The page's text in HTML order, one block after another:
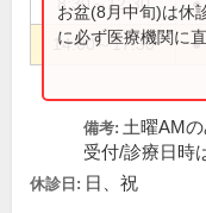
14:00～17:30 ●
お盆(8月中旬)は休
に必ず医療機関に
備考: 土曜AMの
受付/診療日時
休診日: 日、祝